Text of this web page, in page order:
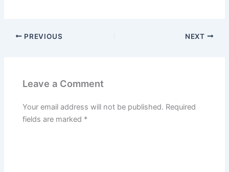
PREVIOUS NEXT
Leave a Comment
Your email address will not be published. Required
fields are marked *